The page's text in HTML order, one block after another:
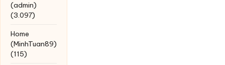
(admin)
(3.097)
Home
(MinhTuan89)
(115)